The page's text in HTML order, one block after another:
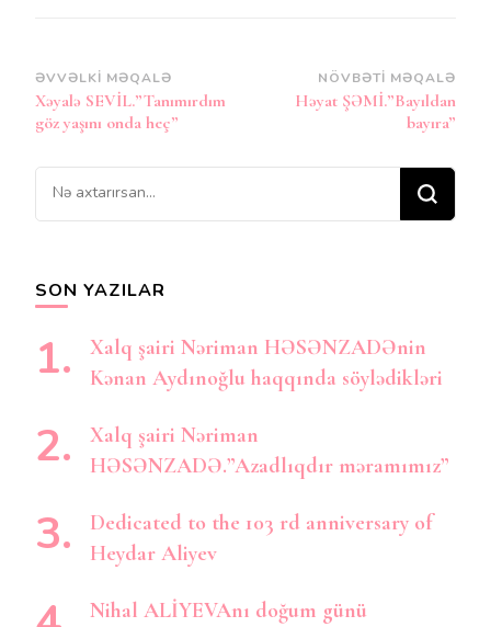
Post
Naviqasiya
ƏVVƏLKI MƏQALƏ
Xəyalə SEVİL.”Tanımırdım
göz yaşını onda heç”
NÖVBƏTI MƏQALƏ
Həyat ŞƏMİ.”Bayıldan
bayıra”
Bir
şey
SON YAZILAR
Xalq şairi Nəriman HƏSƏNZADƏnin
Kənan Aydınoğlu haqqında söylədikləri
Xalq şairi Nəriman
HƏSƏNZADƏ.”Azadlıqdır məramımız”
Dedicated to the 103 rd anniversary of
Heydar Aliyev
Nihal ALİYEVAnı doğum günü